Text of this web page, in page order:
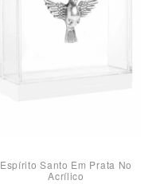
Espírito Santo Em Prata No
Acrílico